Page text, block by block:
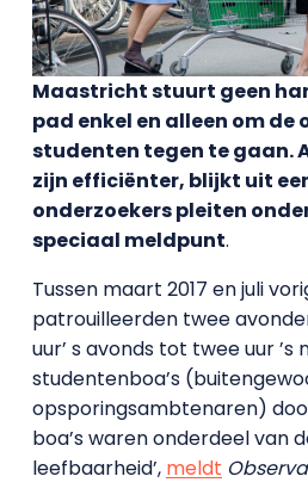
Maastricht stuurt geen
pad enkel en alleen om de
studenten tegen te gaan.
zijn efficiënter, blijkt uit
onderzoekers pleiten
speciaal meldpunt.
Tussen maart 2017 en juli
patrouilleerden twee
uur’ s avonds tot twee uur ’s
studentenboa’s
opsporingsambtenaren)
boa’s waren onderdeel van
leefbaarheid’, meldt